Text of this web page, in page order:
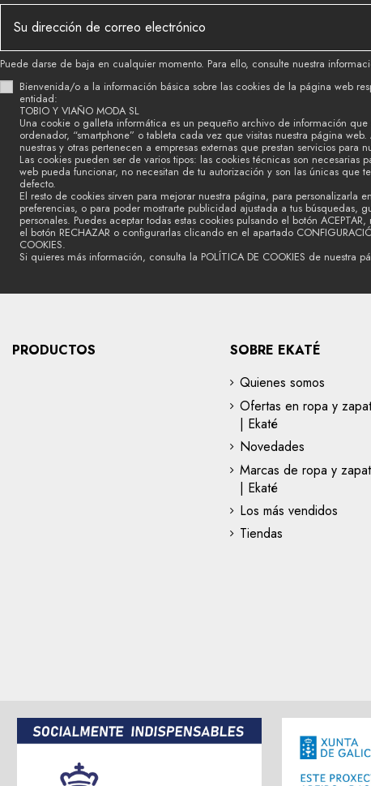
Puede darse de baja en cualquier momento. Para ello, consulte nuestra
Bienvenida/o a la información básica sobre las cookies de la página web
entidad:
TOBIO Y VIAÑO MODA SL
Una cookie o galleta informática es un pequeño archivo de información
ordenador, “smartphone” o tableta cada vez que visitas nuestra página web.
nuestras y otras pertenecen a empresas externas que prestan servicios para
Las cookies pueden ser de varios tipos: las cookies técnicas son necesarias
web pueda funcionar, no necesitan de tu autorización y son las únicas que
defecto.
El resto de cookies sirven para mejorar nuestra página, para personalizarla
preferencias, o para poder mostrarte publicidad ajustada a tus búsquedas,
personales. Puedes aceptar todas estas cookies pulsando el botón
el botón RECHAZAR o configurarlas clicando en el apartado
COOKIES.
Si quieres más información, consulta la POLÍTICA DE COOKIES de nuestra
PRODUCTOS
SOBRE EKATÉ
Quienes somos
Ofertas en ropa y
| Ekaté
Novedades
Marcas de ropa y
| Ekaté
Los más vendidos
Tiendas